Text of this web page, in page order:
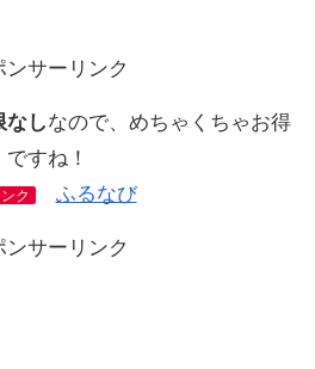
ンサーリンク
なしなので、めちゃくちゃお得
ですね！
ク ふるなび
ンサーリンク